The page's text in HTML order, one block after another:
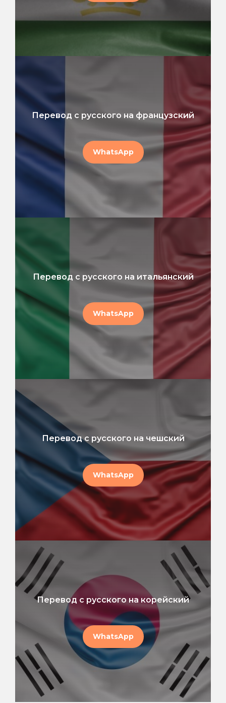
Перевод с русского на французский
WhatsApp
Перевод с русского на итальянский
WhatsApp
Перевод с русского на чешский
WhatsApp
Перевод с русского на корейский
WhatsApp